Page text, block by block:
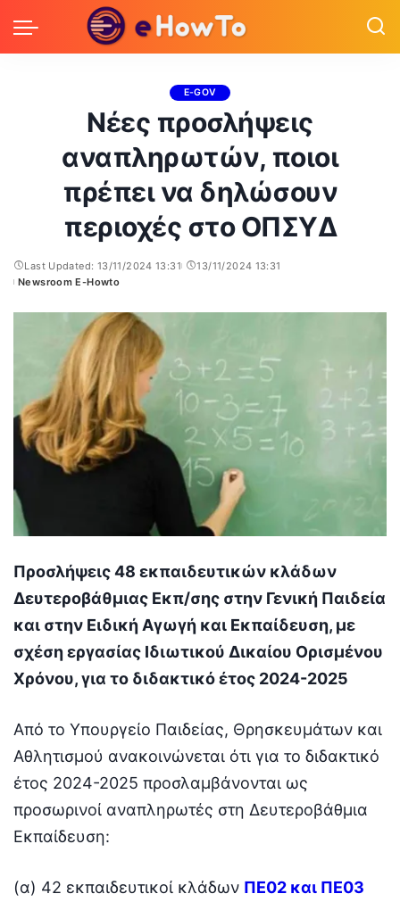
E-GOV
Νέες προσλήψεις
αναπληρωτών, ποιοι
πρέπει να δηλώσουν
περιοχές στο ΟΠΣΥΔ
Last Updated: 13/11/2024 13:31
13/11/2024 13:31
Posted
Newsroom E-Howto
Προσλήψεις 48 εκπαιδευτικών κλάδων
Δευτεροβάθμιας Εκπ/σης στην Γενική Παιδεία
και στην Ειδική Αγωγή και Εκπαίδευση, με
σχέση εργασίας Ιδιωτικού Δικαίου Ορισμένου
Χρόνου, για το διδακτικό έτος 2024-2025
Από το Υπουργείο Παιδείας, Θρησκευμάτων και
Αθλητισμού ανακοινώνεται ότι για το διδακτικό
έτος 2024-2025 προσλαμβάνονται ως
προσωρινοί αναπληρωτές στη Δευτεροβάθμια
Εκπαίδευση:
(α) 42 εκπαιδευτικοί κλάδων ΠΕ02 και ΠΕ03